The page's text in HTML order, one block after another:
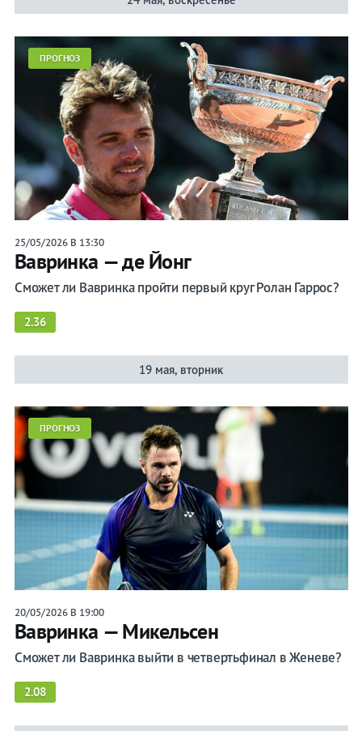
ПРОГНОЗ
25/05/2026 В 13:30
Вавринка — де Йонг
Сможет ли Вавринка пройти первый круг Ролан Гаррос?
2.36
19 мая, вторник
ПРОГНОЗ
20/05/2026 В 19:00
Вавринка — Микельсен
Сможет ли Вавринка выйти в четвертьфинал в Женеве?
2.08